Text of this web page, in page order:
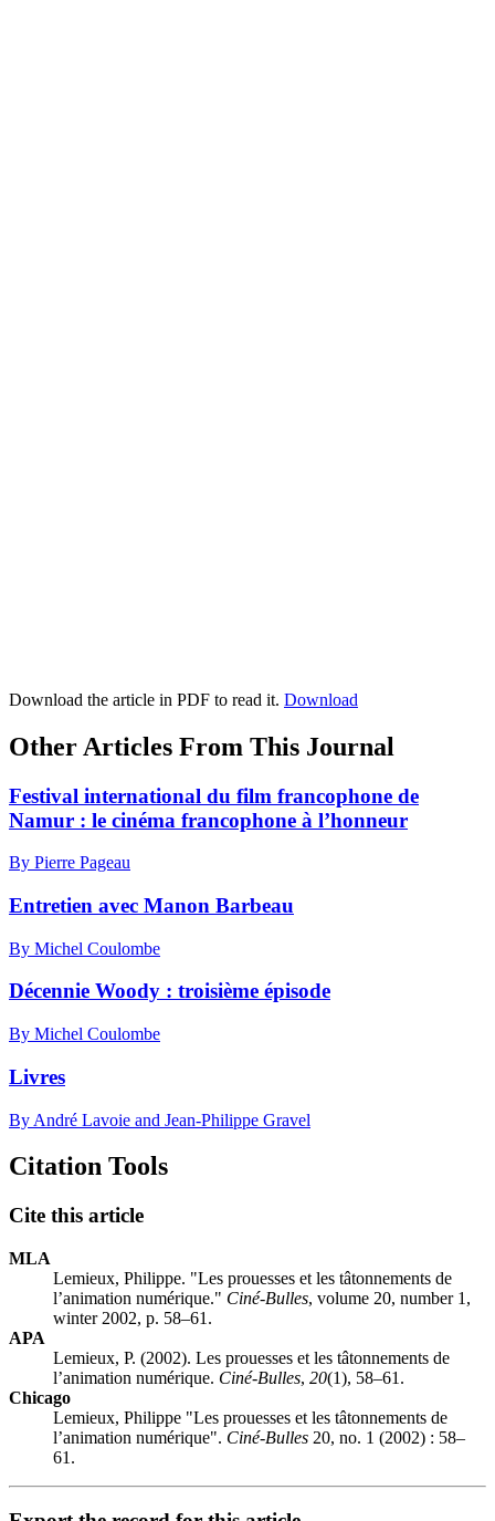
Download the article in PDF to read it. Download
Other Articles From This Journal
Festival international du film francophone de
Namur : le cinéma francophone à l’honneur
By Pierre Pageau
Entretien avec Manon Barbeau
By Michel Coulombe
Décennie Woody : troisième épisode
By Michel Coulombe
Livres
By André Lavoie and Jean-Philippe Gravel
Citation Tools
Cite this article
MLA
Lemieux, Philippe. "Les prouesses et les tâtonnements de
l’animation numérique." Ciné-Bulles, volume 20, number 1,
winter 2002, p. 58–61.
APA
Lemieux, P. (2002). Les prouesses et les tâtonnements de
l’animation numérique. Ciné-Bulles, 20(1), 58–61.
Chicago
Lemieux, Philippe "Les prouesses et les tâtonnements de
l’animation numérique". Ciné-Bulles 20, no. 1 (2002) : 58–
61.